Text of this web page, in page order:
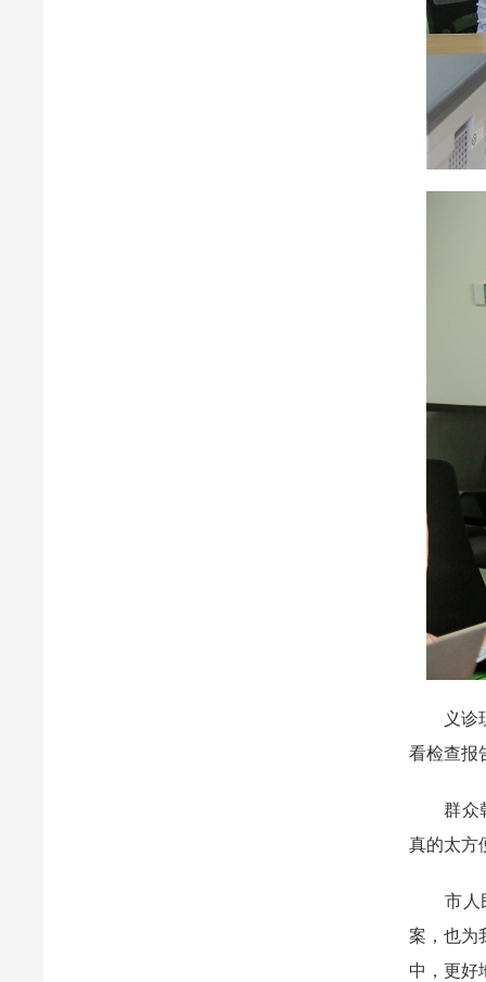
义诊现
看检查报
群众韩
真的太方
市人民
案，也为
中，更好